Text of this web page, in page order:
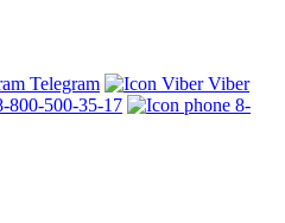
Telegram
Viber
800-500-35-17
8-